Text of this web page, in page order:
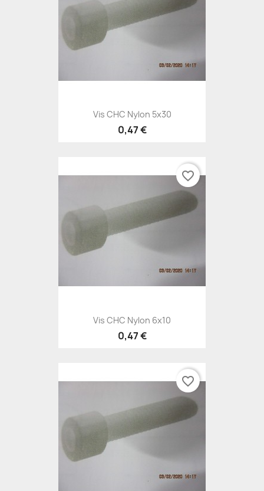
Vis CHC Nylon 5x30
0,47 €
Vis CHC Nylon 6x10
0,47 €
favorite_border
favorite_border